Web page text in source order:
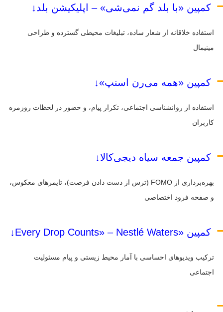
کمپین «با بلد گم نمی‌شی» – اپلیکیشن بلد↓
استفاده خلاقانه از شعار ساده، تبلیغات محیطی گسترده و طراحی
مینیمال
کمپین «همه می‌رن اسنپ»↓
استفاده از روانشناسی اجتماعی، تکرار پیام، و حضور در لحظات روزمره
کاربران
کمپین جمعه سیاه دیجی‌کالا↓
بهره‌برداری از FOMO (ترس از دست دادن فرصت)، تایمرهای معکوس،
و صفحه فرود اختصاصی
کمپین «Every Drop Counts» – Nestlé Waters↓
ترکیب ویدیوهای احساسی با آمار محیط زیستی و پیام مسئولیت
اجتماعی